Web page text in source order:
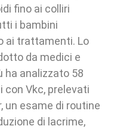
fino ai colliri
i bambini
ai trattamenti. Lo
da medici e
ha analizzato 58
con Vkc, prelevati
un esame di routine
di lacrime,